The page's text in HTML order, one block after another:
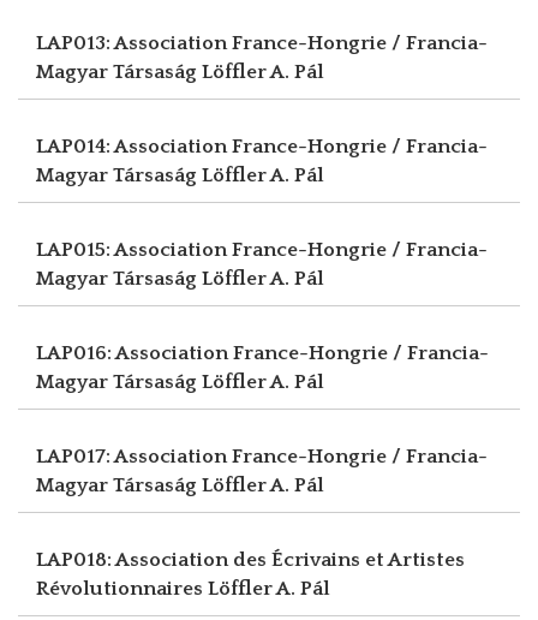
LAP013: Association France-Hongrie / Francia-
Magyar Társaság Löffler A. Pál
LAP014: Association France-Hongrie / Francia-
Magyar Társaság Löffler A. Pál
LAP015: Association France-Hongrie / Francia-
Magyar Társaság Löffler A. Pál
LAP016: Association France-Hongrie / Francia-
Magyar Társaság Löffler A. Pál
LAP017: Association France-Hongrie / Francia-
Magyar Társaság Löffler A. Pál
LAP018: Association des Écrivains et Artistes
Révolutionnaires Löffler A. Pál